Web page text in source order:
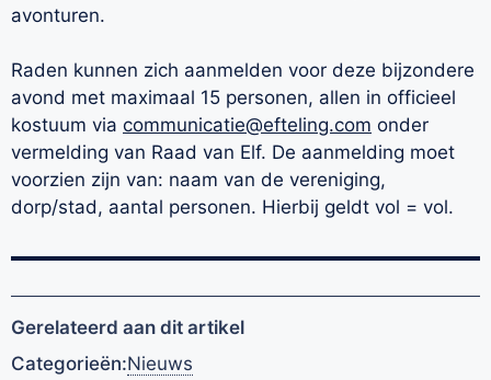
avonturen.
Raden kunnen zich aanmelden voor deze bijzondere
avond met maximaal 15 personen, allen in officieel
kostuum via communicatie@efteling.com onder
vermelding van Raad van Elf. De aanmelding moet
voorzien zijn van: naam van de vereniging,
dorp/stad, aantal personen. Hierbij geldt vol = vol.
Gerelateerd aan dit artikel
Categorieën:Nieuws